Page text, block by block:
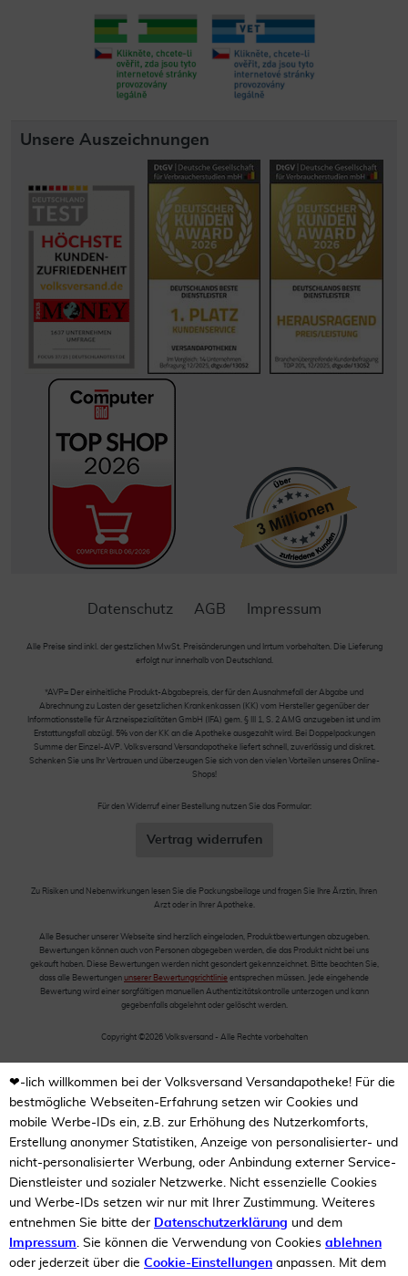
Unsere Auszeichnungen
Datenschutz AGB Impressum
Alle Preise sind inkl. der gestzlichen MwSt. Preisänderungen und Irrtum vorbehalten. Die Lieferung
erfolgt nur innerhalb von Deutschland.
*AVP= Der einheitliche Produkt-Abgabepreis, der für den Ausnahmefall der Abgabe und
Abrechnung zu Lasten der gesetzlichen Krankenkassen (KK) vom Hersteller gegenüber der
Informationsstelle für Arzneispezialitäten GmbH (IFA) gem. § III 1, S. 2 AMG anzugeben ist und im
Erstattungsfall abzügl. 5% von der KK an die Apotheke ausgezahlt wird. Bei Doppelpackungen
Summe der Einzel-AVP. Volksversand Versandapotheke liefert schnell, zuverlässig und diskret.
Schenken Sie uns Ihr Vertrauen und überzeugen Sie sich von den vielen Vorteilen unseres Online-
Shops!
Für den Widerruf einer Bestellung nutzen Sie das Formular:
Vertrag widerrufen
Zu Risiken und Nebenwirkungen lesen Sie die Packungsbeilage und fragen Sie Ihre Ärztin, Ihren
Arzt oder in Ihrer Apotheke.
Alle Besucher unserer Webseite sind herzlich eingeladen, Produktbewertungen abzugeben.
Bewertungen können auch von Personen abgegeben werden, die das Produkt nicht bei uns
gekauft haben. Diese Bewertungen werden nicht gesondert gekennzeichnet. Bitte beachten Sie,
dass alle Bewertungen unserer Bewertungsrichtlinie entsprechen müssen. Jede eingehende
Bewertung wird einer sorgfältigen manuellen Authentizitätskontrolle unterzogen und kann
gegebenfalls abgelehnt oder gelöscht werden.
Copyright ©2026 Volksversand - Alle Rechte vorbehalten
❤-lich willkommen bei der Volksversand Versandapotheke! Für die
bestmögliche Webseiten-Erfahrung setzen wir Cookies und
mobile Werbe-IDs ein, z.B. zur Erhöhung des Nutzerkomforts,
Erstellung anonymer Statistiken, Anzeige von personalisierter- und
nicht-personalisierter Werbung, oder Anbindung externer Service-
Dienstleister und sozialer Netzwerke. Nicht essenzielle Cookies
und Werbe-IDs setzen wir nur mit Ihrer Zustimmung. Weiteres
entnehmen Sie bitte der Datenschutzerklärung und dem
Impressum. Sie können die Verwendung von Cookies ablehnen
oder jederzeit über die Cookie-Einstellungen anpassen. Mit dem